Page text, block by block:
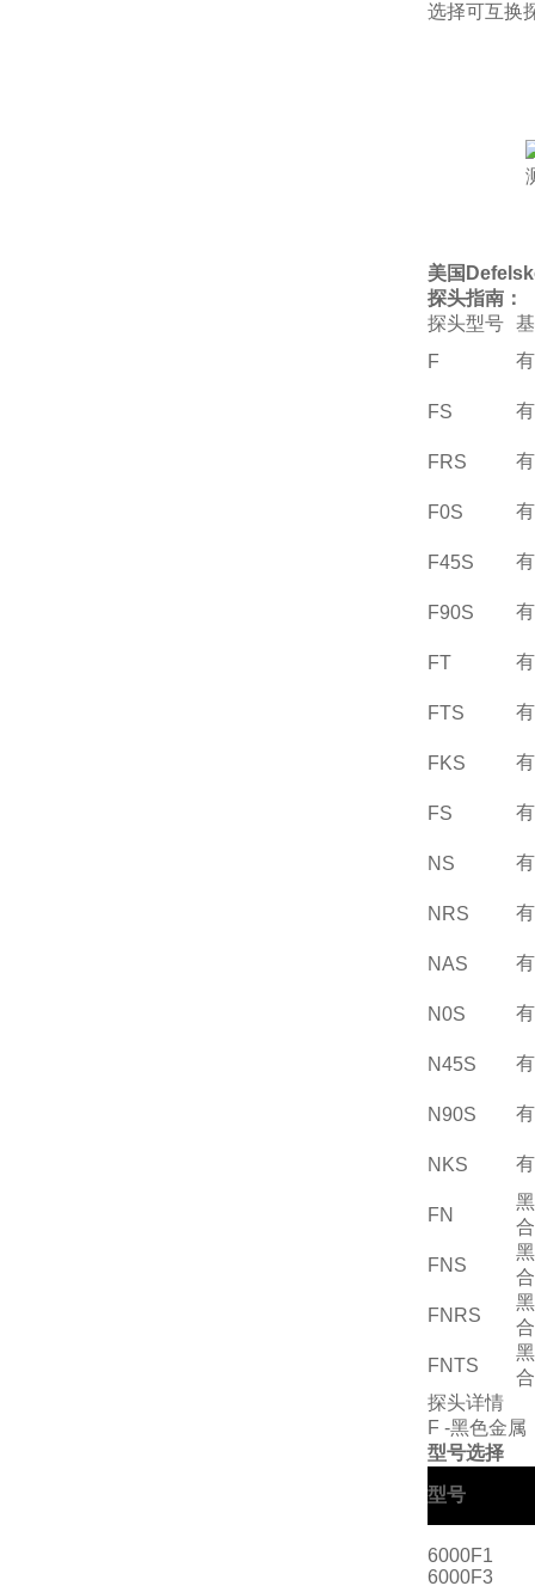
选择可互换
美国
探头指南：
探头型号
F
FS
FRS
F0S
F45S
F90S
FT
FTS
FKS
FS
NS
NRS
NAS
N0S
N45S
N90S
NKS
FN
合
FNS
合
FNRS
合
FNTS
合
探头详情
F -黑色金属
型号选择
型号
6000F1
6000F3